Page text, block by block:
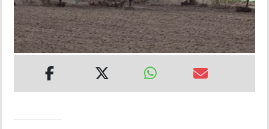
MULTIMEDIA
IMPRESO